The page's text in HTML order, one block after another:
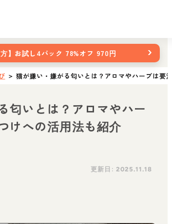
】 お試し4パック 78%オフ 970円 ›
＞ 猫が嫌い・嫌がる匂いとは？アロマやハーブは要
匂いとは？アロマやハー
けへの活用法も紹介
更新日: 2025.11.18